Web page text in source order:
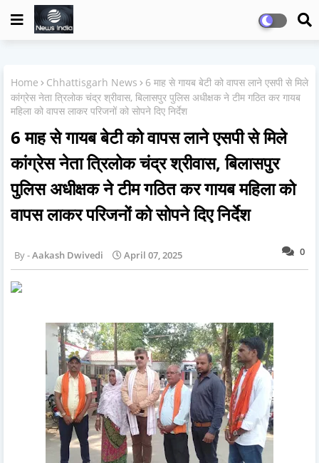
Home Chhattisgarh News
6 माह से गायब बेटी को वापस लाने एसपी से मिले
कांग्रेस नेता त्रिलोक चंद्र श्रीवास, बिलासपुर पुलिस अधीक्षक ने टीम गठित कर गायब
महिला को वापस लाकर परिजनों को सोपने दिए निर्देश
6 माह से गायब बेटी को वापस लाने एसपी से मिले
कांग्रेस नेता त्रिलोक चंद्र श्रीवास, बिलासपुर
पुलिस अधीक्षक ने टीम गठित कर गायब महिला को
वापस लाकर परिजनों को सोपने दिए निर्देश
0
Aakash Dwivedi April 07, 2025